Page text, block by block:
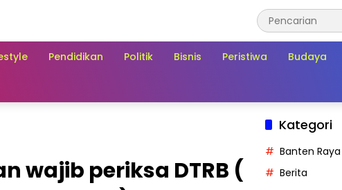
Pendidikan Politik Bisnis Peristiwa Budaya
wajib periksa DTRB (
Kategori
Banten Raya
Berita